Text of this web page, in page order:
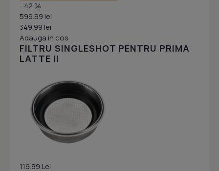
- 42 %
599.99 lei
349.99 lei
Adauga in cos
FILTRU SINGLESHOT PENTRU PRIMA
LATTE II
119.99 Lei